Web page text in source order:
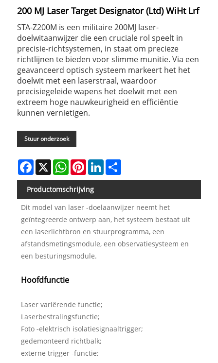
200 MJ Laser Target Designator (Ltd) WiHt Lrf
STA-Z200M is een militaire 200MJ laser-
doelwitaanwijzer die een cruciale rol speelt in
precisie-richtsystemen, in staat om precieze
richtlijnen te bieden voor slimme munitie. Via een
geavanceerd optisch systeem markeert het het
doelwit met een laserstraal, waardoor
precisiegeleide wapens het doelwit met een
extreem hoge nauwkeurigheid en efficiëntie
kunnen vernietigen.
Stuur onderzoek
Facebook
X WhatsAppPinterestLinkedIn
Productomschrijving
Dit model van laser -doelaanwijzer neemt het
geïntegreerde ontwerp aan, het systeem bestaat uit
een laserlichtbron en stuurprogramma, een
afstandsmetingsmodule, een observatiesysteem en
een besturingsmodule.
Hoofdfunctie
Laser variërende functie;
Laserbestralingsfunctie;
Foto -elektrisch isolatiesignaaltrigger;
gedemonteerd richtbalk;
externe trigger -functie;